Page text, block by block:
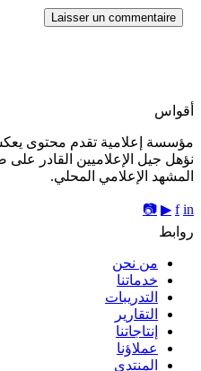
أقواس
مؤسسة إعلامية تقدم محتوى
نؤهل جيل الإعلاميين القادر على
المشهد الإعلامي المحلي.
f in
▶
📷
روابط
من نحن
خدماتنا
التدريبات
التقارير
إنتاجاتنا
عملاؤنا
المنتدى